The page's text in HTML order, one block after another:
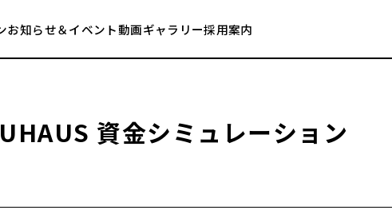
お知らせ＆イベント動画ギャラリー採用案内
UHAUS 資金シミ ュ レーシ ョ ン